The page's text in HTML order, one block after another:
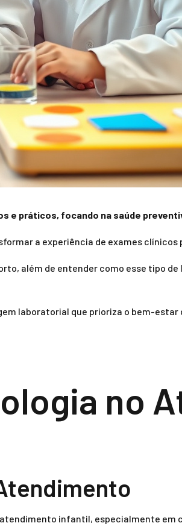
e práticos, focando na saúde
a experiência de exames clínicos
além de entender como esse tipo
laboratorial que prioriza o bem-
no
infantil, especialmente em